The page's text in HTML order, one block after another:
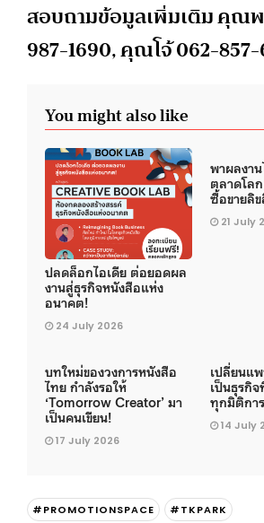
สอบถามข้อมูลเพิ่มเติม คุณ
987-1690, คุณโจ้ 062-857-
You might also like
ปลดล็อกไอเดีย ต่อยอดผล
งานสู่ธุรกิจหนังสือแห่ง
อนาคต!
24 July 2026
พาผลงา
ตลาดโล
ซื้อขายลิ
21 July
บทใหม่ของวงการหนังสือ
ไทย กำลังรอให้
‘Tomorrow Creator’ มา
เป็นคนเขียน!
17 July 2026
เปลี่ยนแ
เป็นธุรกิ
ทุกมิติกา
14 July
#PROMOTIONSPACE
#TKPARK